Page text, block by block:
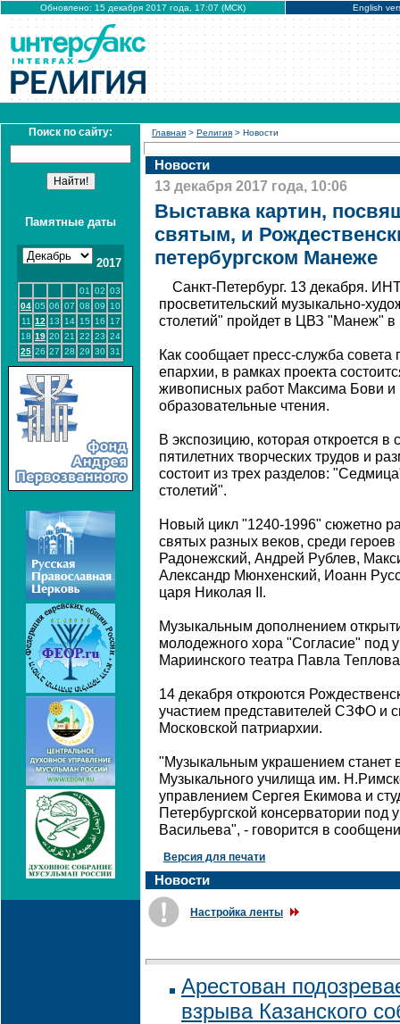
Обновлено: 15 декабря 2017 года, 17:07 (МСК) English
Поиск по сайту:
Памятные даты
2017
01 02 03
04 05 06 07 08 09
10
11 12 13 14 15 16
17
18 19 20 21 22 23 24
25 26 27 28 29 30 31
Главная > Религия > Новости
Новости
13 декабря 2017 года, 10:06
Выставка картин,
святым, и
петербургском Манеже
Санкт-Петербург. 13 декабря.
просветительский музыкально-
столетий" пройдет в ЦВЗ "Манеж" в
Как сообщает пресс-служба совета
епархии, в рамках проекта
живописных работ Максима Бови и
образовательные чтения.
В экспозицию, которая откроется в
пятилетних творческих трудов и
состоит из трех разделов:
столетий".
Новый цикл "1240-1996" сюжетно
святых разных веков, среди
Радонежский, Андрей Рублев,
Александр Мюнхенский, Иоанн
царя Николая II.
Музыкальным дополнением
молодежного хора "Согласие" под
Мариинского театра Павла
14 декабря откроются
участием представителей СЗФО и
Московской патриархии.
"Музыкальным украшением станет
Музыкального училища им.
управлением Сергея Екимова и
Петербургской консерватории под
Васильева", - говорится в
Версия для печати
Новости
Настройка ленты
Арестован
взрыва Казанского